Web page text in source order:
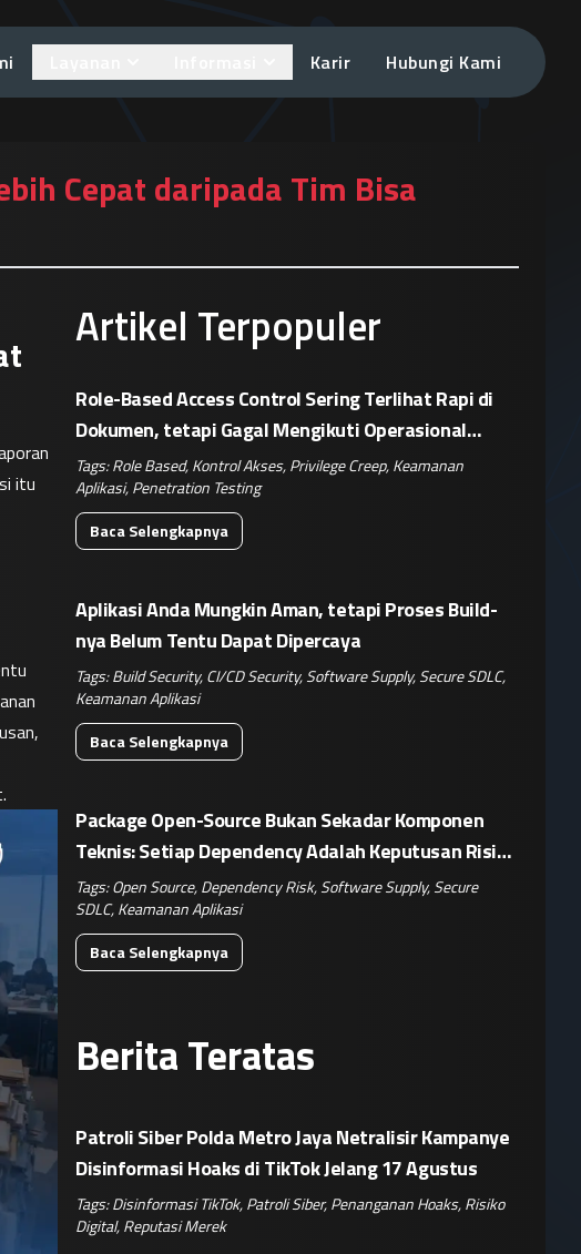
Karir Hubungi Kami
Cepat daripada Tim Bisa
itu
Artikel Terpopuler
Role-Based Access Control Sering Terlihat Rapi di
Dokumen, tetapi Gagal Mengikuti Operasional
Nyata
Tags:Role Based,Kontrol Akses,Privilege Creep,Keamanan
Aplikasi,Penetration Testing
Baca Selengkapnya
Aplikasi Anda Mungkin Aman, tetapi Proses Build-
nya Belum Tentu Dapat Dipercaya
Tags:Build Security,CI/CD Security,Software Supply,Secure SDLC,
Keamanan Aplikasi
Baca Selengkapnya
Package Open-Source Bukan Sekadar Komponen
Teknis: Setiap Dependency Adalah Keputusan Risiko
Bisnis
Tags:Open Source,Dependency Risk,Software Supply,Secure
SDLC,Keamanan Aplikasi
Baca Selengkapnya
Berita Teratas
Patroli Siber Polda Metro Jaya Netralisir Kampanye
Disinformasi Hoaks di TikTok Jelang 17 Agustus
Tags:Disinformasi TikTok,Patroli Siber,Penanganan Hoaks,Risiko
Digital,Reputasi Merek